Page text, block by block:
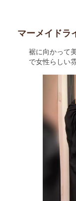
マーメイドラ
裾に向かって
で女性らしい